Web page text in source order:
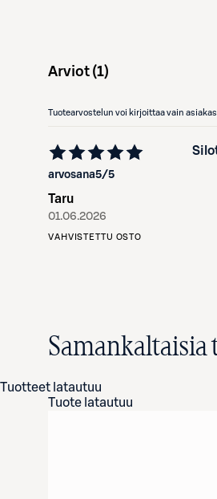
Arviot (1)
Tuotearvostelun voi kirjoittaa vain
arvosana5/5
Taru
01.06.2026
VAHVISTETTU OSTO
Samankaltaisia
Tuotteet latautuu
Tuote latautuu